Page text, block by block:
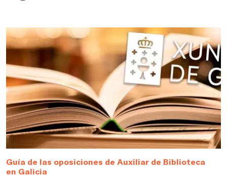
Guía de las oposiciones de Auxiliar de Biblioteca
en Galicia